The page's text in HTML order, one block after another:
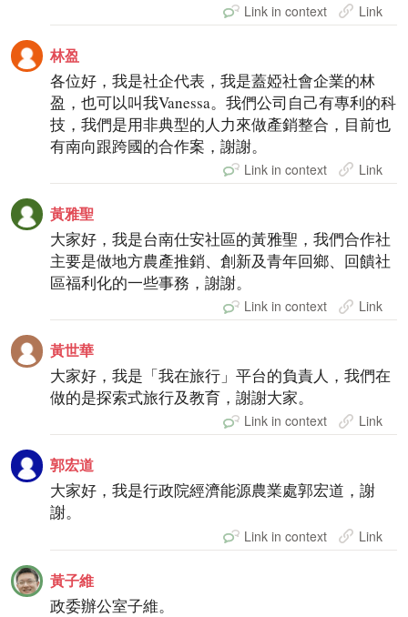
Link in context Link
林盈
各位好，我是社企代表，我是蓋婭社會企業的林
盈，也可以叫我Vanessa。我們公司自己有專利的科
技，我們是用非典型的人力來做產銷整合，目前也
有南向跟跨國的合作案，謝謝。
Link in context Link
黃雅聖
大家好，我是台南仕安社區的黃雅聖，我們合作社
主要是做地方農產推銷、創新及青年回鄉、回饋社
區福利化的一些事務，謝謝。
Link in context Link
黃世華
大家好，我是「我在旅行」平台的負責人，我們在
做的是探索式旅行及教育，謝謝大家。
Link in context Link
郭宏道
大家好，我是行政院經濟能源農業處郭宏道，謝
謝。
Link in context Link
黃子維
政委辦公室子維。